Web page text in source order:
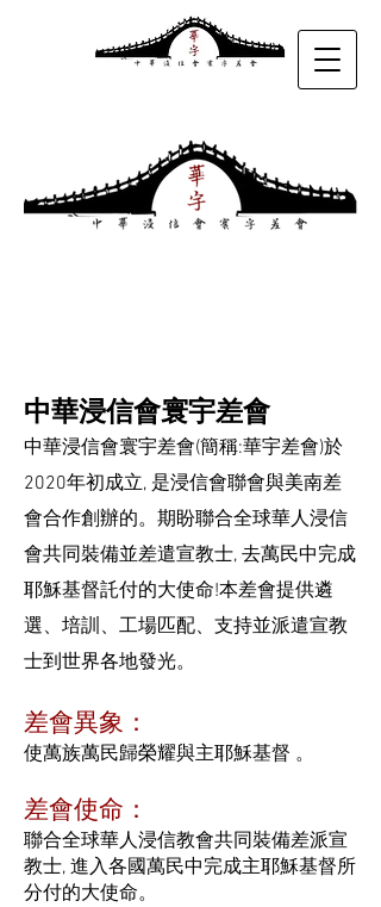
中華浸信會寰宇差會
中華浸信會寰宇差會(簡稱:華宇差會)於
2020年初成立, 是浸信會聯會與美南差
會合作創辦的。期盼聯合全球華人浸信
會共同裝備並差遣宣教士, 去萬民中完成
耶穌基督託付的大使命!本差會提供遴
選、培訓、工場匹配、支持並派遣宣教
士到世界各地發光。
差會異象：
使萬族萬民歸榮耀與主耶穌基督 。
差會使命：
聯合全球華人浸信教會共同裝備差派宣
教士, 進入各國萬民中完成主耶穌基督所
分付的大使命。